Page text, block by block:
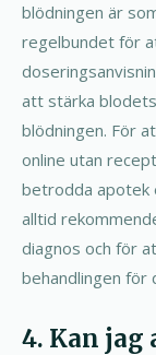
blödningen är
regelbundet för
att stärka
blödningen. För
online utan
betrodda apotek
alltid
diagnos och för
behandlingen för
4. Kan jag